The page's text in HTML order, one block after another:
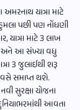
યાત્રા માટે
પછી પણ નોંધણી
યાત્રા માટે 3 લાખ
અને આ સંખ્યા વધુ
3 જુલાઈથી શરૂ
સમાપ્ત થશે.
સુરક્ષા યોજના
આવતા